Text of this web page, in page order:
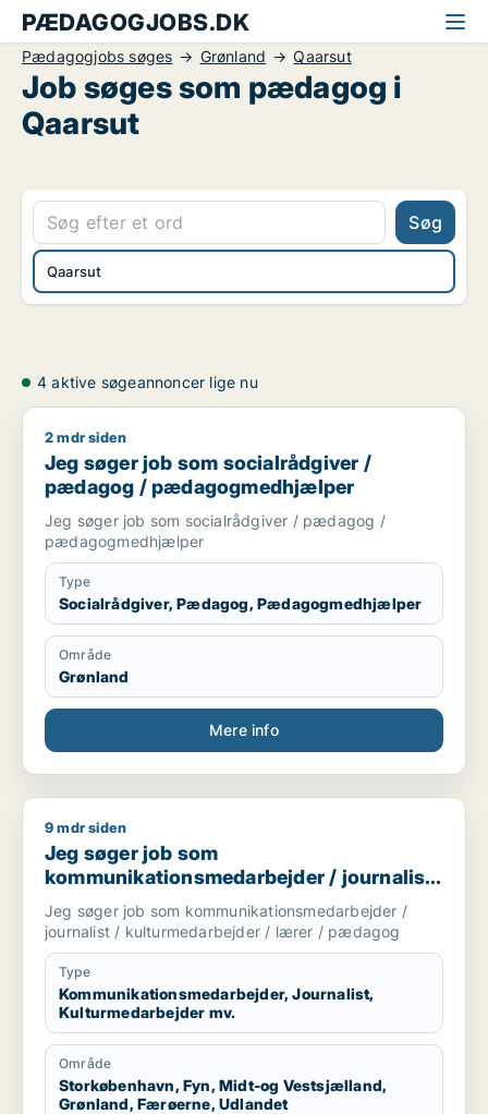
PÆDAGOGJOBS.DK
Pædagogjobs søges Grønland Qaarsut
Job søges som pædagog i
Qaarsut
Søg
Qaarsut
4 aktive søgeannoncer lige nu
Jeg søger job som socialrådgiver / pædagog /
2 mdr siden
Jeg søger job som socialrådgiver /
pædagog / pædagogmedhjælper
Jeg søger job som socialrådgiver / pædagog /
pædagogmedhjælper
Type
Socialrådgiver, Pædagog, Pædagogmedhjælper
Område
Grønland
Mere info
Jeg søger job som kommunikationsmedarbejder /
9 mdr siden
Jeg søger job som
kommunikationsmedarbejder / journalist
/ kulturmedarbejder / lærer / pædagog
Jeg søger job som kommunikationsmedarbejder /
journalist / kulturmedarbejder / lærer / pædagog
Type
Kommunikationsmedarbejder, Journalist,
Kulturmedarbejder mv.
Område
Storkøbenhavn, Fyn, Midt-og Vestsjælland,
Grønland, Færøerne, Udlandet